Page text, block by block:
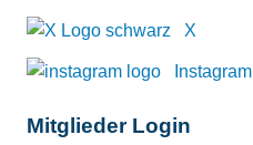
X
Instagram
Mitglieder Login